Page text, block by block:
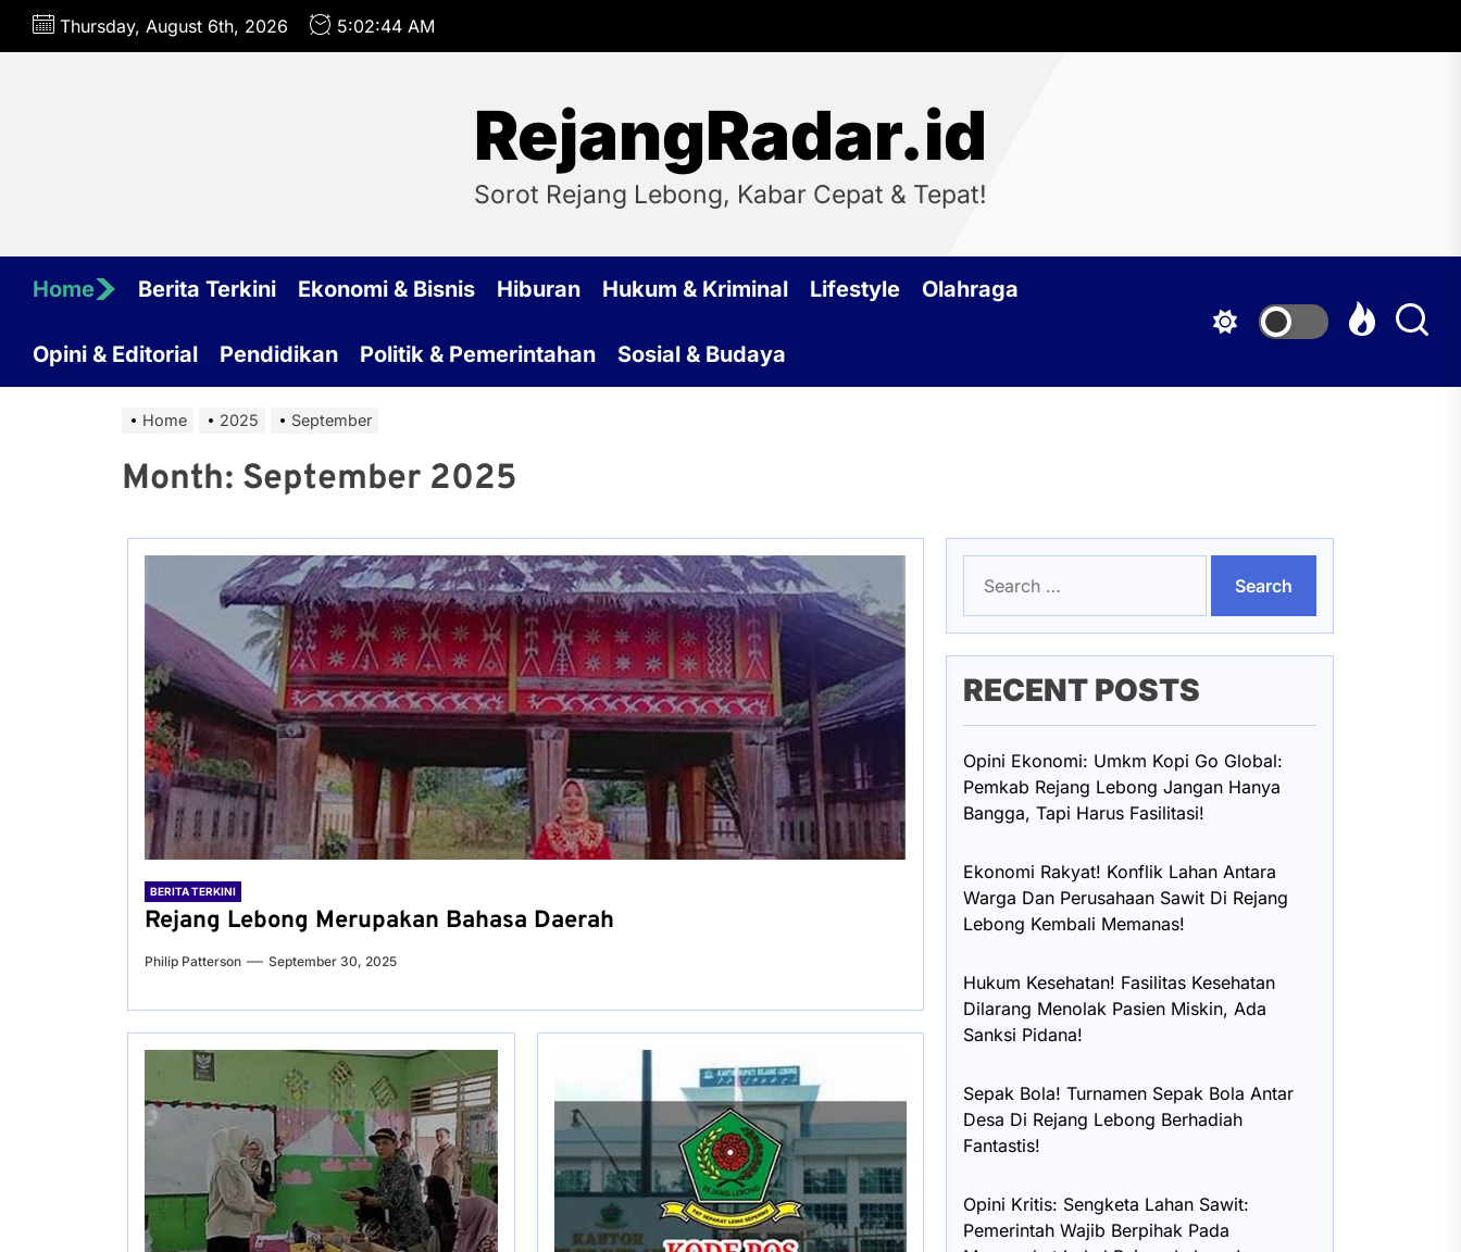
Skip
Thursday, August 6th, 2026 5:02:45 AM
RejangRadar.id
Sorot Rejang Lebong, Kabar Cepat & Tepat!
Home Berita Terkini Ekonomi & Bisnis Hiburan Hukum & Kriminal Lifestyle Olahraga
Opini & Editorial Pendidikan Politik & Pemerintahan Sosial & Budaya
Home 2025 September
Month: September 2025
BERITA TERKINI
Rejang Lebong Merupakan Bahasa Daerah
Philip Patterson September 30, 2025
for:
RECENT POSTS
Opini Ekonomi: Umkm Kopi Go Global:
Pemkab Rejang Lebong Jangan Hanya
Bangga, Tapi Harus Fasilitasi!
Ekonomi Rakyat! Konflik Lahan Antara
Warga Dan Perusahaan Sawit Di Rejang
Lebong Kembali Memanas!
Hukum Kesehatan! Fasilitas Kesehatan
Dilarang Menolak Pasien Miskin, Ada
Sanksi Pidana!
Sepak Bola! Turnamen Sepak Bola Antar
Desa Di Rejang Lebong Berhadiah
Fantastis!
Opini Kritis: Sengketa Lahan Sawit:
Pemerintah Wajib Berpihak Pada